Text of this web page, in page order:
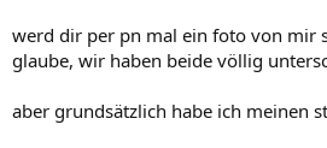
werd dir per pn mal ein foto von mir
glaube, wir haben beide völlig
aber grundsätzlich habe ich meinen